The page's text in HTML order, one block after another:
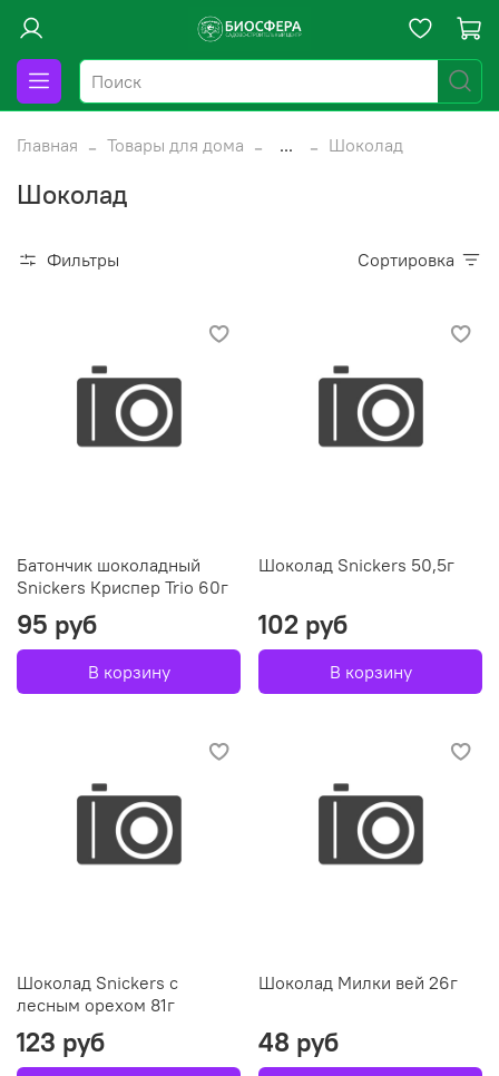
Главная Товары для дома ... Шоколад
Шоколад
Фильтры Сортировка
Батончик шоколадный
Snickers Криспер Trio 60г
95 руб
В корзину
Шоколад Snickers 50,5г
102 руб
В корзину
Шоколад Snickers с
лесным орехом 81г
123 руб
Шоколад Милки вей 26г
48 руб